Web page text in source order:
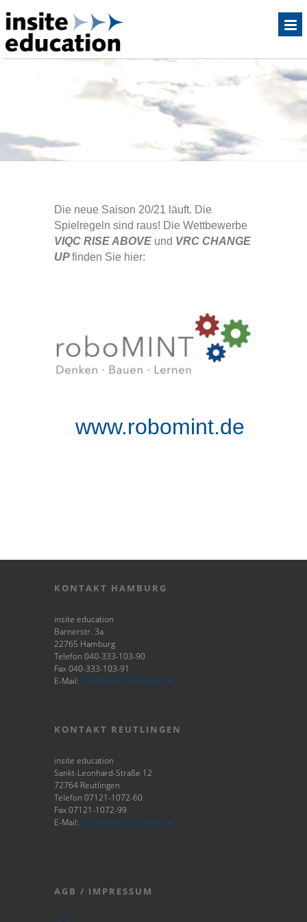
Die neue Saison 20/21 läuft. Die
Spielregeln sind raus! Die Wettbewerbe
VIQC RISE ABOVE und VRC CHANGE
UPfinden Sie hier:
www.robomint.de
KONTAKT HAMBURG
insite education
Barnerstr. 3a
22765 Hamburg
Telefon 040-333-103-90
Fax 040-333-103-91
E-Mail: info@insite-education.de
KONTAKT REUTLINGEN
insite education
Sankt-Leonhard-Straße 12
72764 Reutlingen
Telefon 07121-1072-60
Fax 07121-1072-99
E-Mail: info@insite-education.de
AGB / IMPRESSUM